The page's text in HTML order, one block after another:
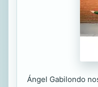
Ángel Gabilondo